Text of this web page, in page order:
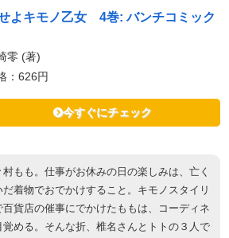
よキモノ乙女 4巻: バンチコミック
零 (著)
：626円
今すぐにチェック
もも。仕事がお休みの日の楽しみは、亡く
着物でおでかけすること。キモノスタイリ
貨店の催事にでかけたももは、コーディネ
める。そんな折、椎名さんとトトの３人で